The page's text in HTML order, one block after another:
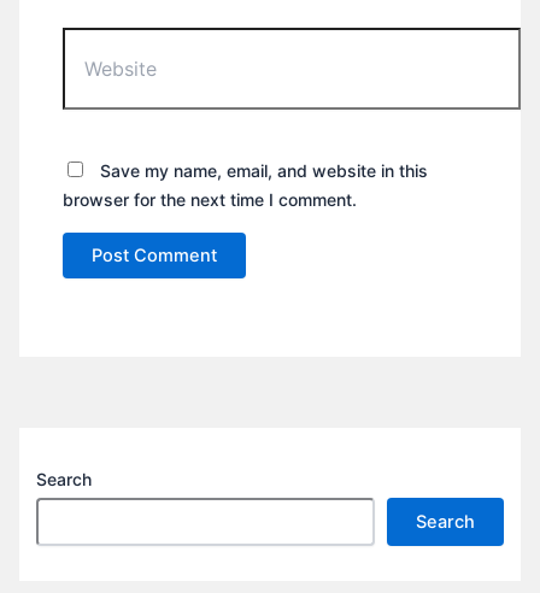
Save my name, email, and website in this
browser for the next time I comment.
Search
Search